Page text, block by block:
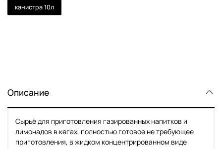
канистра 10л
Описание
Сырьё для приготовления газированных напитков и
лимонадов в кегах, полностью готовое не требующее
приготовления, в жидком концентрированном виде